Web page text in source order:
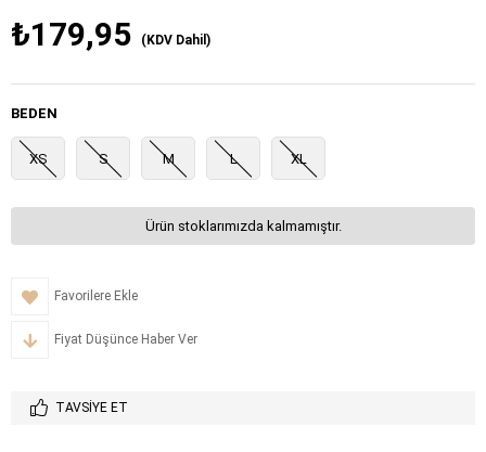
₺179,95 (KDV Dahil)
BEDEN
XS S M L XL
Ürün stoklarımızda kalmamıştır.
Favorilere Ekle
Fiyat Düşünce Haber Ver
TAVSIYE ET